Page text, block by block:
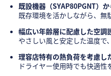
既設機器（SYAP80PGNT）
既存環境を活かしながら、
幅広い年齢層に配慮した空調
やさしい風と安定した温度で
理容店特有の熱負荷を考慮し
ドライヤー使用時でも快適性